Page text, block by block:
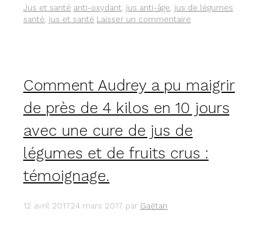
ANTI-
ÂGE
Catégories
Jus et santé Étiquettes
anti-oxydant jus anti-âge jus de légumes
santé jus et santé Laisser un commentaire
Comment Audrey a pu maigrir
de près de 4 kilos en 10 jours
avec une cure de jus de
légumes et de fruits crus :
témoignage.
12 avril 201724 mars 2017 par Gaëtan